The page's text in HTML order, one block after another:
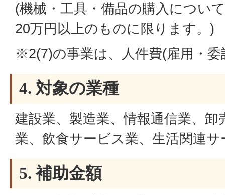
(機械・工具・備品の購入につい
20万円以上のものに限ります。)
※2(7)の事業は、人件費(雇用・
4. 対象の業種
建設業、製造業、情報通信業、卸
業、飲食サービス業、生活関連
5. 補助金額